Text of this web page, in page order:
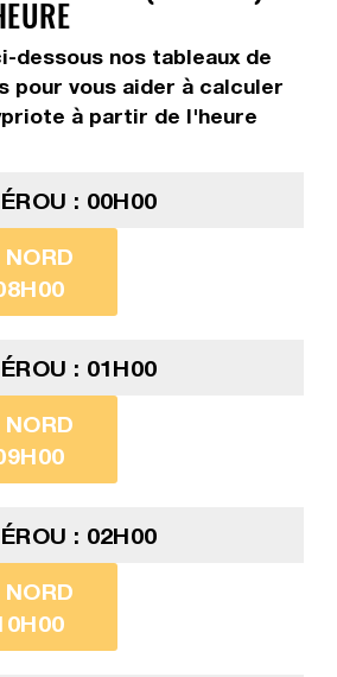
dessous nos tableaux de
pour vous aider à calculer
à partir de l'heure
: 00H00
: 01H00
: 02H00